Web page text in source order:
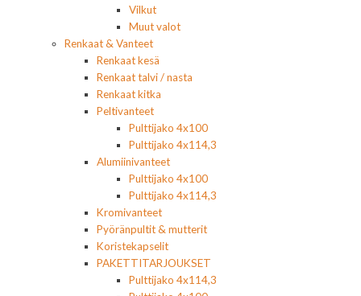
Vilkut
Muut valot
Renkaat & Vanteet
Renkaat kesä
Renkaat talvi / nasta
Renkaat kitka
Peltivanteet
Pulttijako 4x100
Pulttijako 4x114,3
Alumiinivanteet
Pulttijako 4x100
Pulttijako 4x114,3
Kromivanteet
Pyöränpultit & mutterit
Koristekapselit
PAKETTITARJOUKSET
Pulttijako 4x114,3